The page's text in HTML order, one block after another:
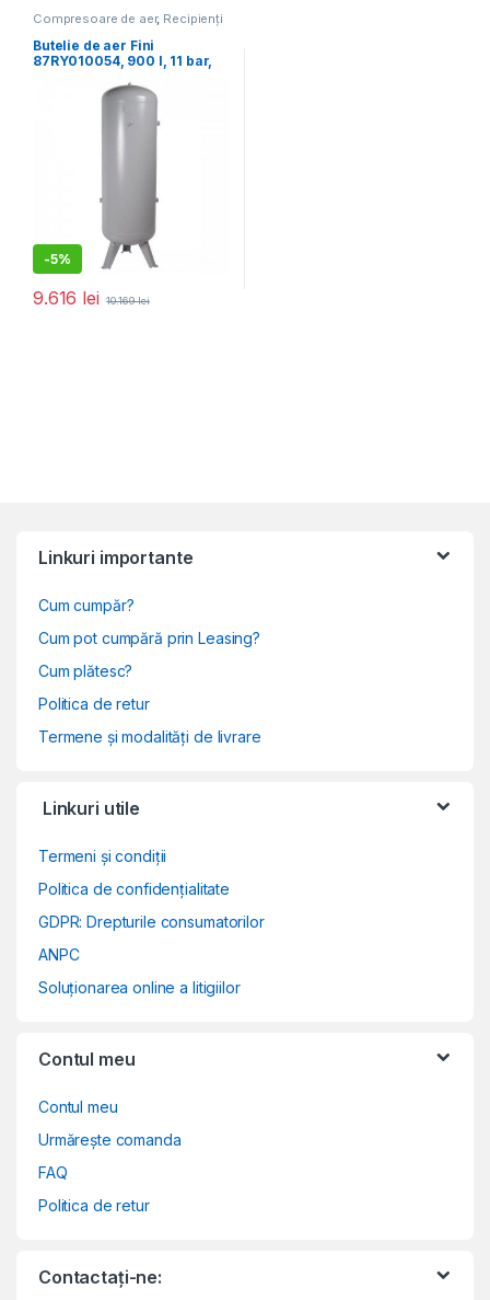
Compresoare de aer, Recipienți
Butelie de aer Fini
87RY010054, 900 l, 11 bar,
-5%
9.616 lei 10.169lei
Linkuri importante
Cum cumpăr?
Cum pot cumpără prin Leasing?
Cum plătesc?
Politica de retur
Termene și modalități de livrare
Linkuri utile
Termeni și condiții
Politica de confidențialitate
GDPR: Drepturile consumatorilor
ANPC
Soluționarea online a litigiilor
Contul meu
Contul meu
Urmărește comanda
FAQ
Politica de retur
Contactați-ne: